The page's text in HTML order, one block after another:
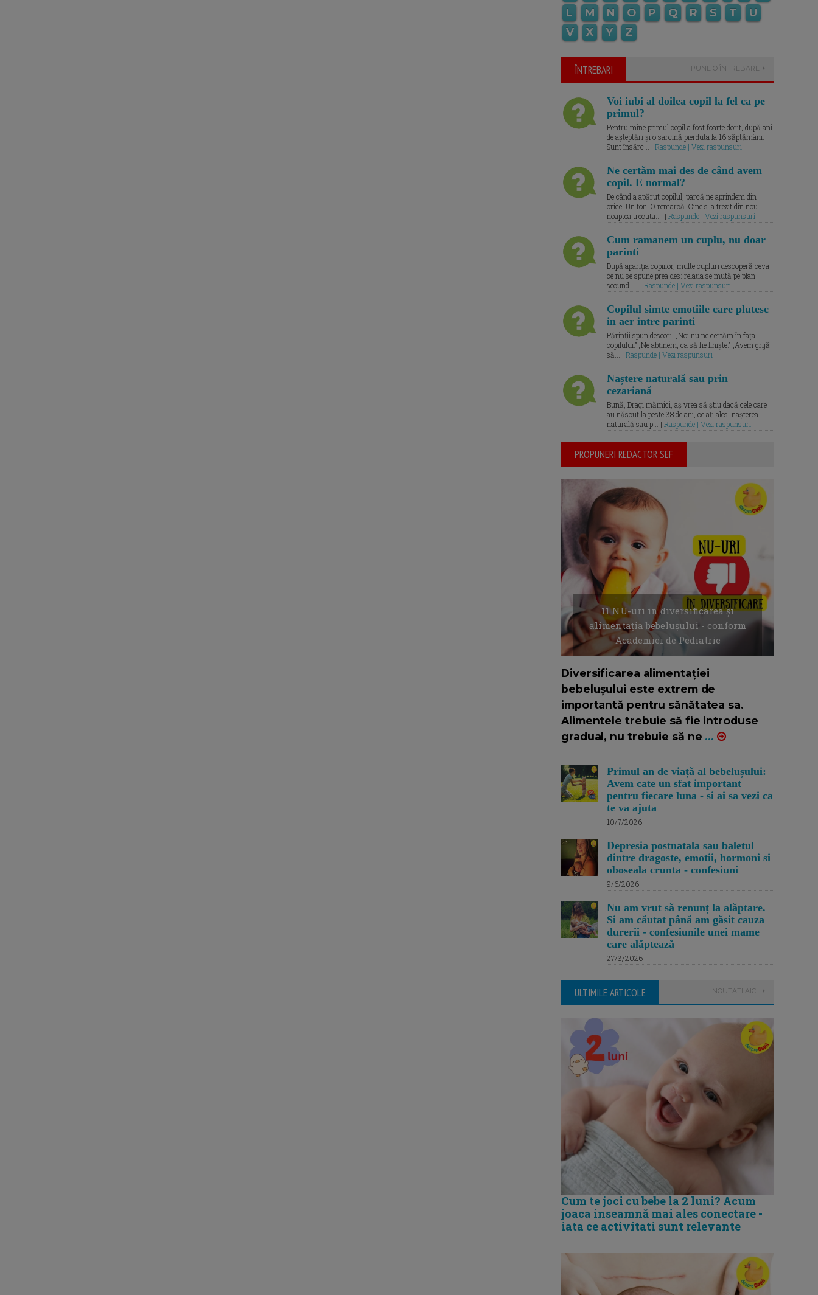
L
M N O P Q R S T
U
V
X Y Z
ÎNTREBARI PUNE O ÎNTREBARE
Voi iubi al doilea copil la fel ca pe
primul?
Pentru mine primul copil a fost foarte dorit, după ani
de așteptări și o sarcină pierduta la 16 săptămâni.
Sunt însărc... | Raspunde | Vezi raspunsuri
Ne certăm mai des de când avem
copil. E normal?
De când a apărut copilul, parcă ne aprindem din
orice. Un ton. O remarcă. Cine s-a trezit din nou
noaptea trecuta.... | Raspunde | Vezi raspunsuri
Cum ramanem un cuplu, nu doar
parinti
După apariția copiilor, multe cupluri descoperă ceva
ce nu se spune prea des: relația se mută pe plan
secund. ... | Raspunde | Vezi raspunsuri
Copilul simte emotiile care plutesc
in aer intre parinti
Părinții spun deseori: „Noi nu ne certăm în fața
copilului.” „Ne abținem, ca să fie liniște.” „Avem grijă
să... | Raspunde | Vezi raspunsuri
Naștere naturală sau prin
cezariană
Bună, Dragi mămici, aș vrea să știu dacă cele care
au născut la peste 38 de ani, ce ați ales: nașterea
naturală sau p... | Raspunde | Vezi raspunsuri
PROPUNERI REDACTOR SEF
11 NU-uri in diversificarea și
alimentația bebelușului - conform
Academiei de Pediatrie
Diversificarea alimentației
bebelușului este extrem de
importantă pentru sănătatea sa.
Alimentele trebuie să fie introduse
gradual, nu trebuie să ne ...
Primul an de viață al bebelușului:
Avem cate un sfat important
pentru fiecare luna - si ai sa vezi ca
te va ajuta
10/7/2026
Depresia postnatala sau baletul
dintre dragoste, emotii, hormoni si
oboseala crunta - confesiuni
9/6/2026
Nu am vrut să renunț la alăptare.
Si am căutat până am găsit cauza
durerii - confesiunile unei mame
care alăptează
27/3/2026
ULTIMILE ARTICOLE NOUTATI AICI
Cum te joci cu bebe la 2 luni? Acum
joaca inseamnă mai ales conectare -
iata ce activitati sunt relevante